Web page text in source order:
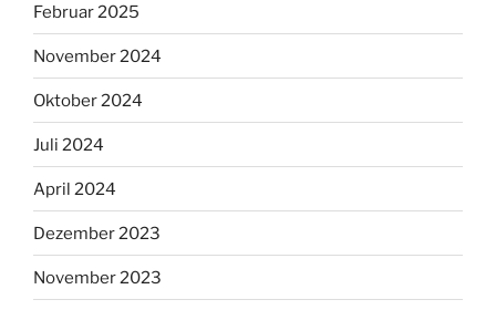
Februar 2025
November 2024
Oktober 2024
Juli 2024
April 2024
Dezember 2023
November 2023